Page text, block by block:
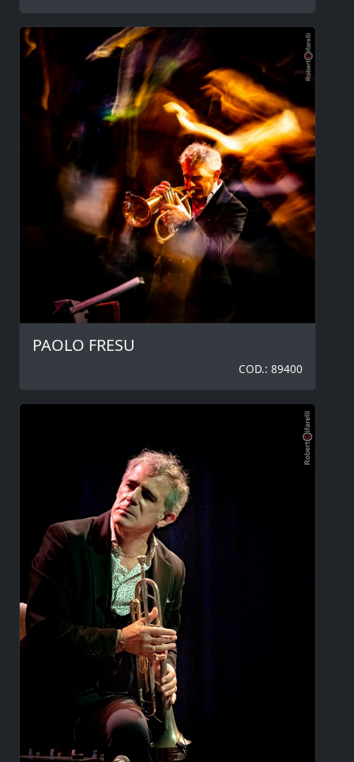
PAOLO FRESU
COD.: 89400